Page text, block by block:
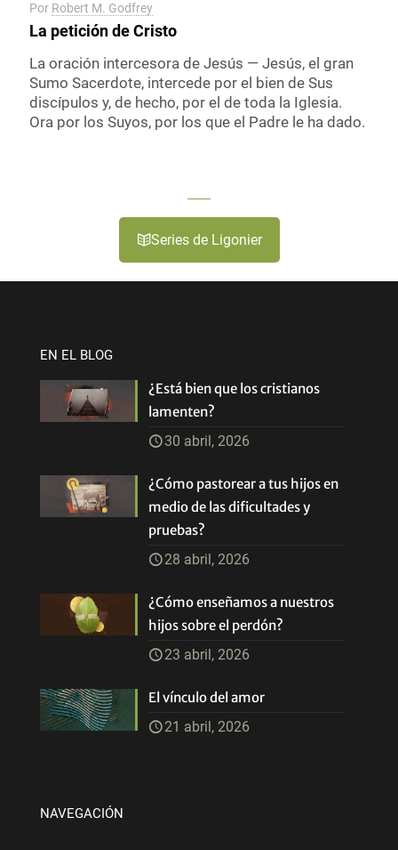
Por Robert M. Godfrey
La petición de Cristo
La oración intercesora de Jesús — Jesús, el gran
Sumo Sacerdote, intercede por el bien de Sus
discípulos y, de hecho, por el de toda la Iglesia.
Ora por los Suyos, por los que el Padre le ha dado.
Series de Ligonier
EN EL BLOG
¿Está bien que los cristianos
lamenten?
30 abril, 2026
¿Cómo pastorear a tus hijos en
medio de las dificultades y
pruebas?
28 abril, 2026
¿Cómo enseñamos a nuestros
hijos sobre el perdón?
23 abril, 2026
El vínculo del amor
21 abril, 2026
NAVEGACIÓN